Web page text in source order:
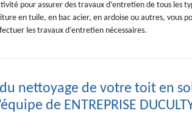
pour assurer des travaux d’entretien de tous les
en tuile, en bac acier, en ardoise ou autres, vous
les travaux d’entretien nécessaires.
nettoyage de votre toit en
de ENTREPRISE